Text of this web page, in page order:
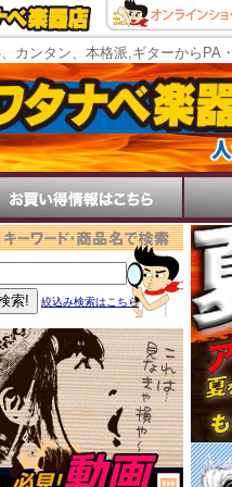
カンタン、本格派,ギターからPA
絞込み検索はこちら